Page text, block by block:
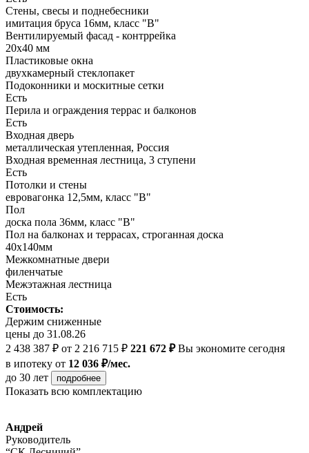
Стены, свесы и поднебесники
имитация бруса 16мм, класс "В"
Вентилируемый фасад - контррейка
20х40 мм
Пластиковые окна
двухкамерный стеклопакет
Подоконники и москитные сетки
Есть
Перила и ограждения террас и балконов
Есть
Входная дверь
металлическая утепленная, Россия
Входная временная лестница, 3 ступени
Есть
Потолки и стены
евровагонка 12,5мм, класс "В"
Пол
доска пола 36мм, класс "B"
Пол на балконах и террасах, строганная доска
40х140мм
Межкомнатные двери
филенчатые
Межэтажная лестница
Есть
Стоимость:
Держим сниженные
цены до 31.08.26
2 438 387 ₽ от 2 216 715 ₽ 221 672 ₽Вы экономите сегодня
в ипотеку от 12 036 ₽/мес.
до 30 лет
подробнее
Показать всю комплектацию
Андрей
Руководитель